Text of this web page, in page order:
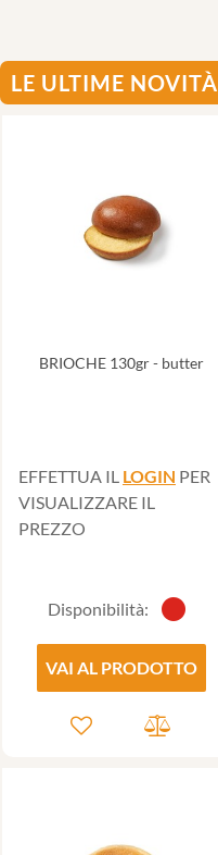
LE ULTIME NOVITÀ
BRIOCHE 130gr - butter
EFFETTUA IL LOGIN PER
VISUALIZZARE IL
PREZZO
Disponibilità:
VAI AL PRODOTTO